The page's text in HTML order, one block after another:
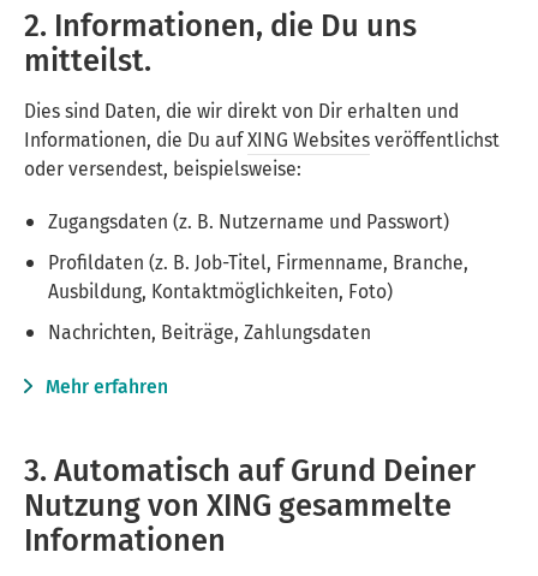
2. Informationen, die Du uns
mitteilst.
Dies sind Daten, die wir direkt von Dir erhalten und
Informationen, die Du aufXING Websitesveröffentlichst
oder versendest, beispielsweise:
Zugangsdaten (z. B. Nutzername und Passwort)
Profildaten (z. B. Job-Titel, Firmenname, Branche,
Ausbildung, Kontaktmöglichkeiten, Foto)
Nachrichten, Beiträge, Zahlungsdaten
Mehr erfahren
3. Automatisch auf Grund Deiner
Nutzung von XING gesammelte
Informationen